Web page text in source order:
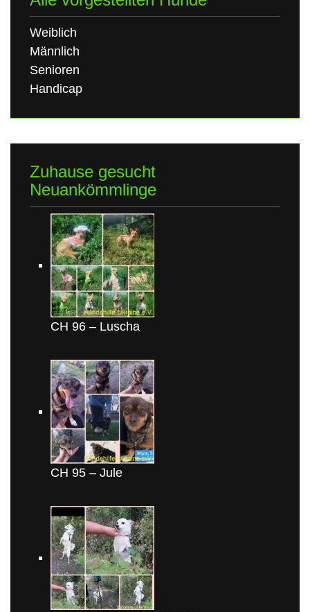
Weiblich
Männlich
Senioren
Handicap
Zuhause gesucht
Neuankömmlinge
CH 96 – Luscha
CH 95 – Jule